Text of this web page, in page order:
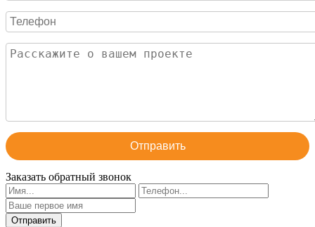
Отправить
Заказать обратный звонок